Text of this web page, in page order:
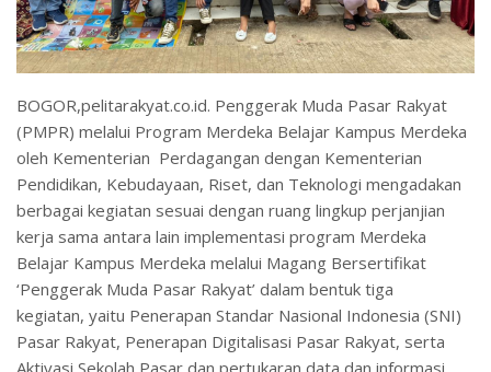
BOGOR,pelitarakyat.co.id. Penggerak Muda Pasar Rakyat
(PMPR) melalui Program Merdeka Belajar Kampus Merdeka
oleh Kementerian Perdagangan dengan Kementerian
Pendidikan, Kebudayaan, Riset, dan Teknologi mengadakan
berbagai kegiatan sesuai dengan ruang lingkup perjanjian
kerja sama antara lain implementasi program Merdeka
Belajar Kampus Merdeka melalui Magang Bersertifikat
‘Penggerak Muda Pasar Rakyat’ dalam bentuk tiga
kegiatan, yaitu Penerapan Standar Nasional Indonesia (SNI)
Pasar Rakyat, Penerapan Digitalisasi Pasar Rakyat, serta
Aktivasi Sekolah Pasar dan pertukaran data dan informasi